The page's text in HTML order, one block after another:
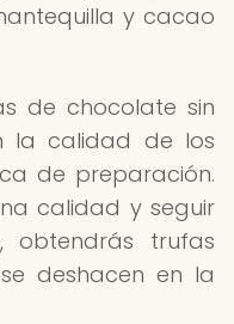
y cacao
de chocolate sin
la calidad de los
de preparación.
calidad y seguir
obtendrás trufas
deshacen en la